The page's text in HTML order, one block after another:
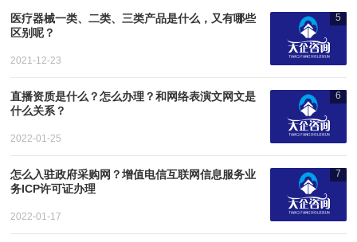
5
医疗器械一类、二类、三类产品是什么，又有哪些
区别呢？
2021-12-23
6
直播资质是什么？怎么办理？和网络表演文网文是
什么关系？
2022-01-25
7
怎么入驻政府采购网？增值电信互联网信息服务业
务ICP许可证办理
2022-01-17